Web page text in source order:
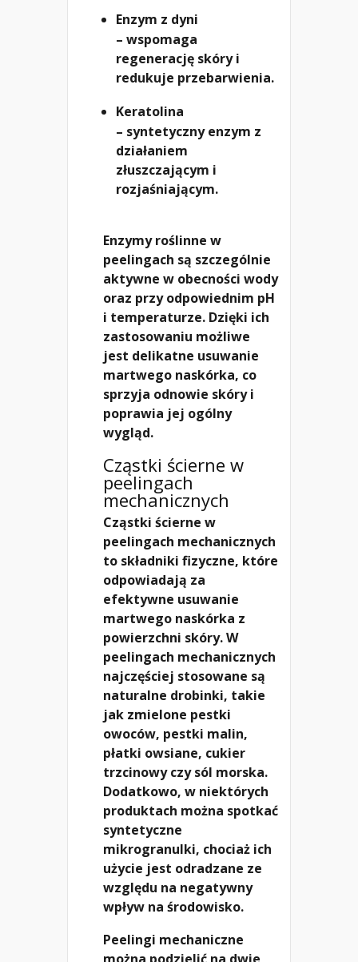
Enzym z dyni
– wspomaga
regenerację skóry i
redukuje przebarwienia.
Keratolina
– syntetyczny enzym z
działaniem
złuszczającym i
rozjaśniającym.
Enzymy roślinne w
peelingach są szczególnie
aktywne w obecności wody
oraz przy odpowiednim pH
i temperaturze. Dzięki ich
zastosowaniu możliwe
jest delikatne usuwanie
martwego naskórka, co
sprzyja odnowie skóry i
poprawia jej ogólny
wygląd.
Cząstki ścierne w
peelingach
mechanicznych
Cząstki ścierne w
peelingach mechanicznych
to składniki fizyczne, które
odpowiadają za
efektywne usuwanie
martwego naskórka z
powierzchni skóry. W
peelingach mechanicznych
najczęściej stosowane są
naturalne drobinki, takie
jak zmielone pestki
owoców, pestki malin,
płatki owsiane, cukier
trzcinowy czy sól morska.
Dodatkowo, w niektórych
produktach można spotkać
syntetyczne
mikrogranulki, chociaż ich
użycie jest odradzane ze
względu na negatywny
wpływ na środowisko.
Peelingi mechaniczne